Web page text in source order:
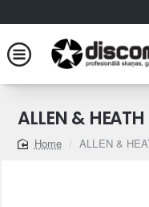
ALLEN &
home
ALLEN &